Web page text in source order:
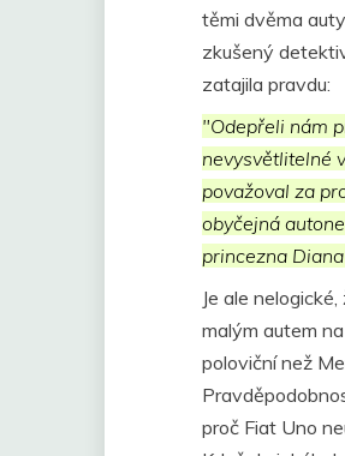
těmi dvěma
zkušený
zatajila pravdu:
"Odepřeli nám
nevysvětlitelné
považoval za
obyčejná
princezna
Je ale
malým autem
poloviční než
proč Fiat Uno